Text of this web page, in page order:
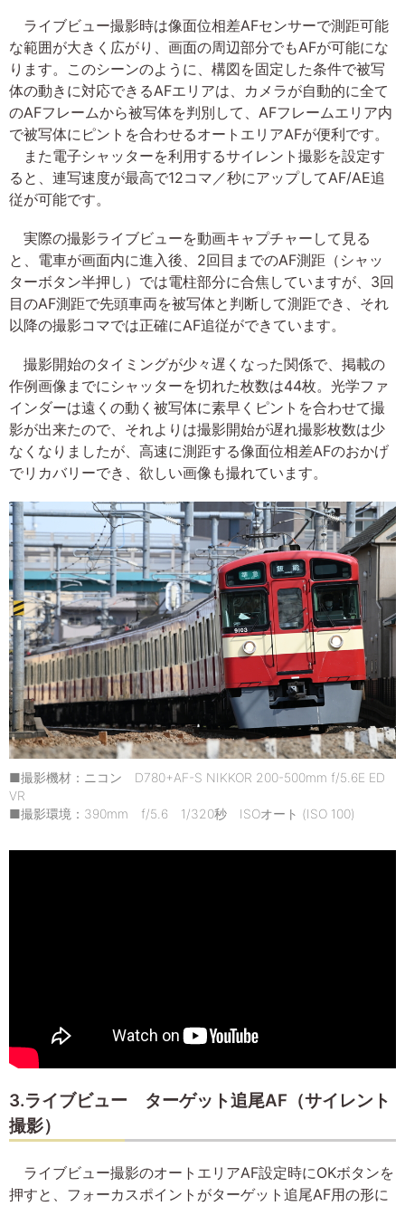
ライブビュー撮影時は像面位相差AFセンサーで測距可能
な範囲が大きく広がり、画面の周辺部分でもAFが可能にな
ります。このシーンのように、構図を固定した条件で被写
体の動きに対応できるAFエリアは、カメラが自動的に全て
のAFフレームから被写体を判別して、AFフレームエリア内
で被写体にピントを合わせるオートエリアAFが便利です。
また電子シャッターを利用するサイレント撮影を設定す
ると、連写速度が最高で12コマ／秒にアップしてAF/AE追
従が可能です。
実際の撮影ライブビューを動画キャプチャーして見る
と、電車が画面内に進入後、2回目までのAF測距（シャッ
ターボタン半押し）では電柱部分に合焦していますが、3回
目のAF測距で先頭車両を被写体と判断して測距でき、それ
以降の撮影コマでは正確にAF追従ができています。
撮影開始のタイミングが少々遅くなった関係で、掲載の
作例画像までにシャッターを切れた枚数は44枚。光学ファ
インダーは遠くの動く被写体に素早くピントを合わせて撮
影が出来たので、それよりは撮影開始が遅れ撮影枚数は少
なくなりましたが、高速に測距する像面位相差AFのおかげ
でリカバリーでき、欲しい画像も撮れています。
■撮影機材：ニコン D780+AF-S NIKKOR 200-500mm f/5.6E ED
VR
■撮影環境：390mm f/5.6 1/320秒 ISOオート (ISO 100)
3.ライブビュー ターゲット追尾AF（サイレント
撮影）
ライブビュー撮影のオートエリアAF設定時にOKボタンを
押すと、フォーカスポイントがターゲット追尾AF用の形に